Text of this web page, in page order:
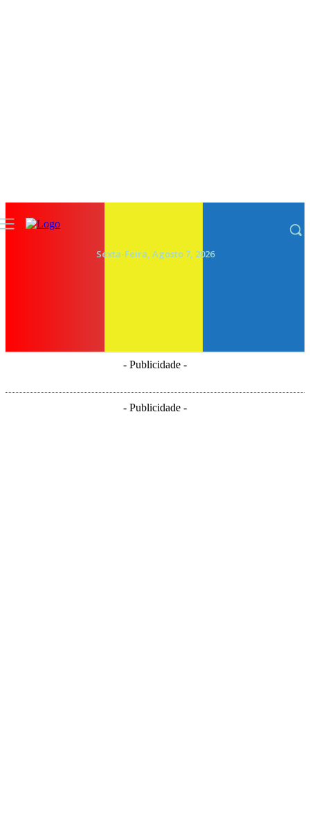
Sexta-Feira, Agosto 7, 2026
- Publicidade -
- Publicidade -